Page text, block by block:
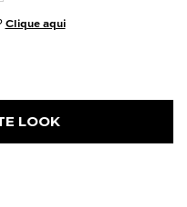
Clique aqui
LOOK